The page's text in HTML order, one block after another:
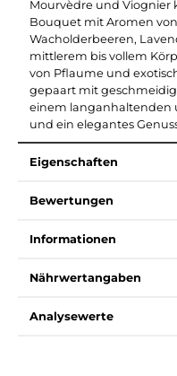
Mourvèdre und Viognier
Bouquet mit Aromen
Wacholderbeeren,
mittlerem bis vollem
von Pflaume und
gepaart mit
einem langanhaltenden
und ein elegantes
Eigenschaften
Bewertungen
Informationen
Nährwertangaben
Analysewerte